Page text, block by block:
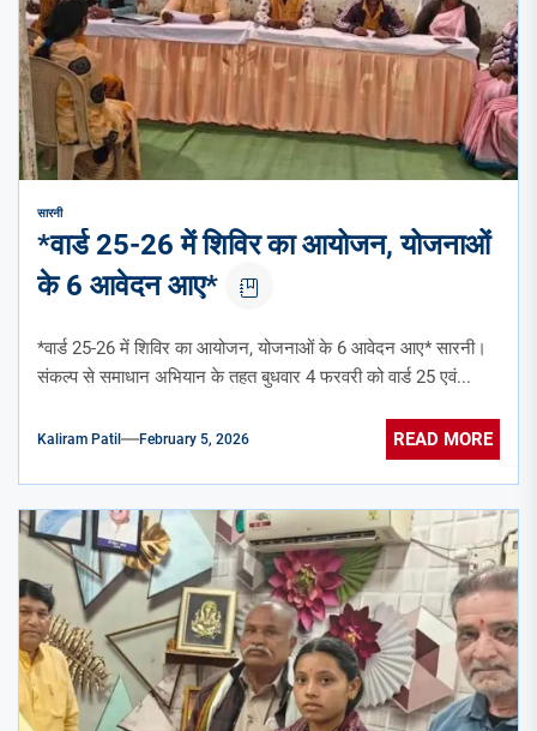
सारनी
*वार्ड 25-26 में शिविर का आयोजन, योजनाओं
के 6 आवेदन आए*
*वार्ड 25-26 में शिविर का आयोजन, योजनाओं के 6 आवेदन आए* सारनी।
संकल्प से समाधान अभियान के तहत बुधवार 4 फरवरी को वार्ड 25 एवं...
Kaliram Patil February 5, 2026 READ MORE